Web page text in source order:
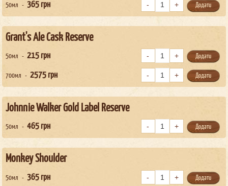
50мл 365 грн Додати
Grant's Ale Cask Reserve
50мл 215 грн Додати
700мл 2575 грн Додати
Johnnie Walker Gold Label Reserve
50мл 465 грн Додати
Monkey Shoulder
50мл 365 грн Додати